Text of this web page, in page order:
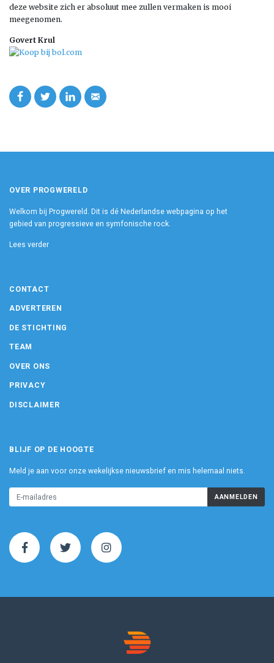
deze website zich er absoluut mee zullen vermaken is mooi
meegenomen.
Govert Krul
OVER PROGWERELD
Welkom bij Progwereld. Dit is dé Nederlandse webpagina op het
gebied van progressieve en symfonische rock.
Lees verder
CONTACT
ADVERTEREN
DE STICHTING
TEAM
OVER ONS
PRIVACY
DISCLAIMER
BLIJF OP DE HOOGTE
Meld je aan voor onze wekelijkse nieuwsbrief en mis helemaal niets.
AANMELDEN